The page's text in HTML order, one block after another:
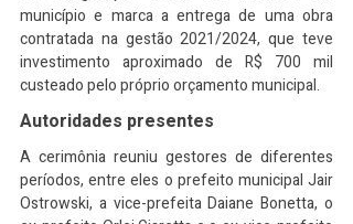
município e marca a entrega de uma obra
contratada na gestão 2021/2024, que teve
investimento aproximado de R$ 700 mil
custeado pelo próprio orçamento municipal.
Autoridades presentes
A cerimônia reuniu gestores de diferentes
períodos, entre eles o prefeito municipal Jair
Ostrowski, a vice-prefeita Daiane Bonetta, o